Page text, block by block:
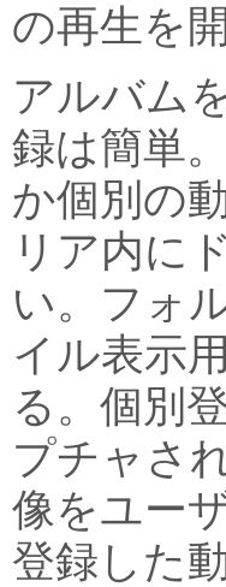
の再生を
アルバム
録は簡単
か個別の
リア内に
い。フォ
イル表示
る。個別
プチャさ
像をユー
登録した